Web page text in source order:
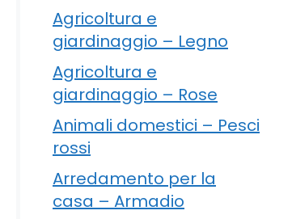
Agricoltura e
giardinaggio – Legno
Agricoltura e
giardinaggio – Rose
Animali domestici – Pesci
rossi
Arredamento per la
casa – Armadio